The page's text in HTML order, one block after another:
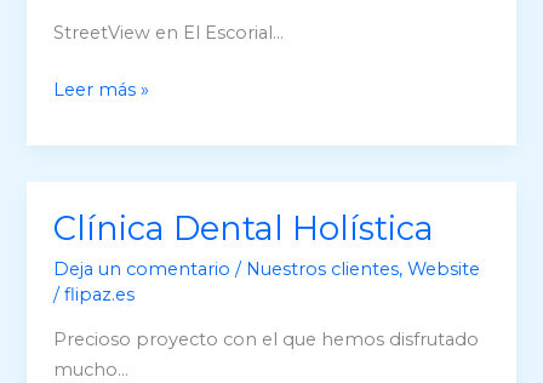
StreetView en El Escorial…
Clínica
Escorial
en
360º
Leer más »
Clínica Dental Holística
Deja un comentario / Nuestros clientes,Website
/flipaz.es
Precioso proyecto con el que hemos disfrutado
mucho…